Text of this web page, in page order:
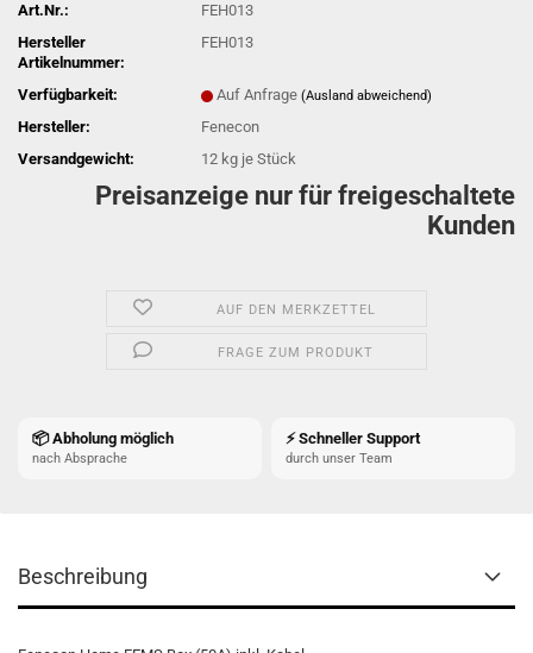
Art.Nr.:
FEH013
Hersteller
Artikelnummer:
FEH013
Verfügbarkeit: Auf Anfrage (Ausland abweichend)
Hersteller:
Fenecon
Versandgewicht:
12 kg je Stück
Preisanzeige nur für freigeschaltete
Kunden
AUF DEN MERKZETTEL
FRAGE ZUM PRODUKT
📦 Abholung möglich
nach Absprache
⚡ Schneller Support
durch unser Team
Beschreibung